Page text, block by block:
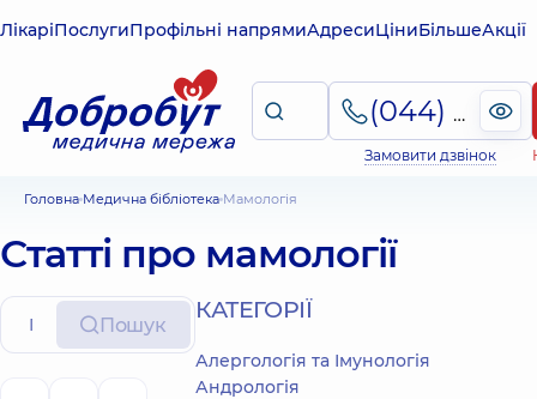
ЛікаріПослугиПрофільні напрямиАдресиЦіниБільшеАкції
(044) 495-2-888
Замовити дзвінок
Головна Медична бібліотека Мамологія
Статті про мамології
Пошук
КАТЕГОРІЇ
Алергологія та Імунологія
Андрологія